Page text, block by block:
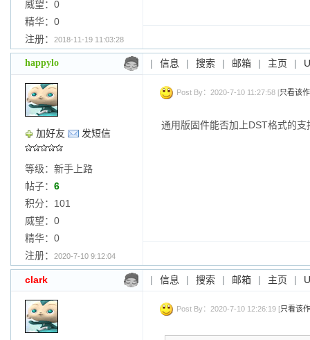
威望：0
精华：0
注册：
2018-11-19 11:03:28
happylo | 信息 | 搜索 | 邮箱 | 主页 |
加好友 发短信
等级：新手上路
帖子： 6
积分：101
威望：0
精华：0
注册：
2020-7-10 9:12:04
Post By：2020-7-10 11:27:58 [只看该
通用版固件能否加上DST格式的支
clark | 信息 | 搜索 | 邮箱 | 主页 |
Post By：2020-7-10 12:26:19 [只看该